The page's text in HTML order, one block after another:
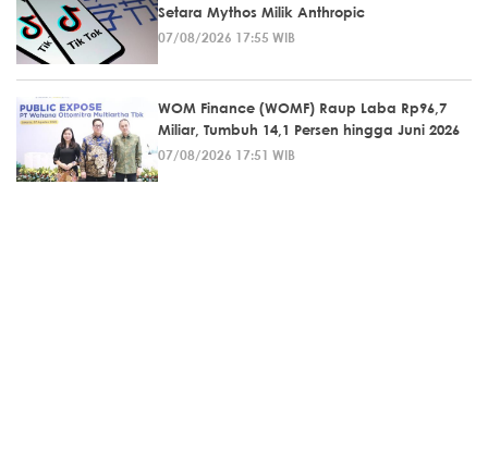
Setara Mythos Milik Anthropic
07/08/2026 17:55 WIB
WOM Finance (WOMF) Raup Laba Rp96,7
Miliar, Tumbuh 14,1 Persen hingga Juni 2026
07/08/2026 17:51 WIB